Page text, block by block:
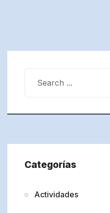
Categorías
Actividades